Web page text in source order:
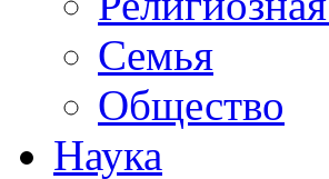
Семья
Общество
Наука